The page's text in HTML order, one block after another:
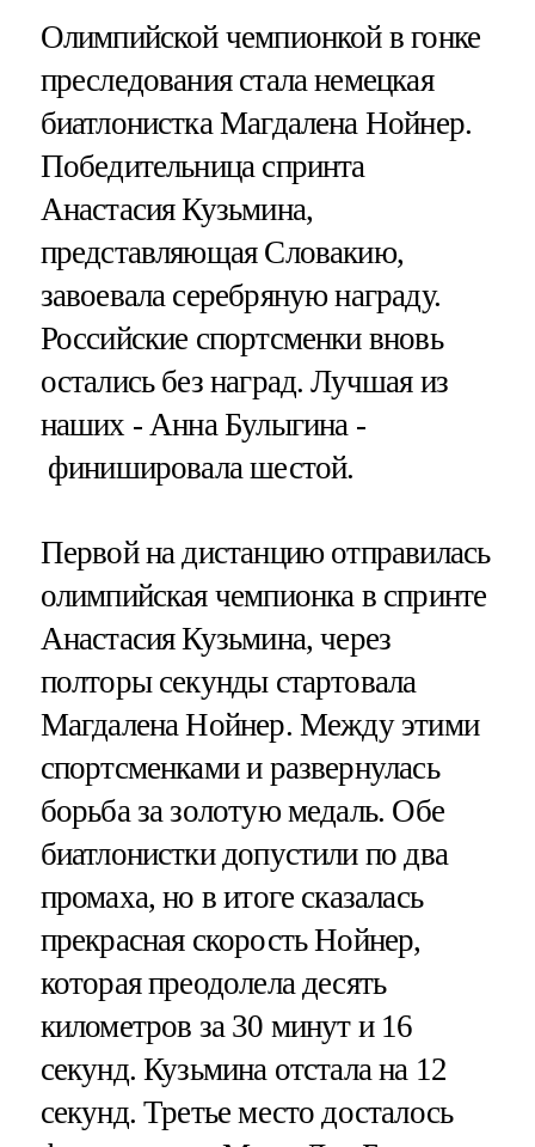
Олимпийской чемпионкой в гонке
преследования стала немецкая
биатлонистка Магдалена Нойнер.
Победительница спринта
Анастасия Кузьмина,
представляющая Словакию,
завоевала серебряную награду.
Российские спортсменки вновь
остались без наград. Лучшая из
наших - Анна Булыгина -
финишировала шестой.
Первой на дистанцию отправилась
олимпийская чемпионка в спринте
Анастасия Кузьмина, через
полторы секунды стартовала
Магдалена Нойнер. Между этими
спортсменками и развернулась
борьба за золотую медаль. Обе
биатлонистки допустили по два
промаха, но в итоге сказалась
прекрасная скорость Нойнер,
которая преодолела десять
километров за 30 минут и 16
секунд. Кузьмина отстала на 12
секунд. Третье место досталось